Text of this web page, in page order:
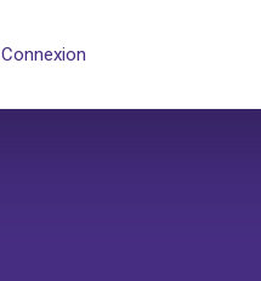
Connexion